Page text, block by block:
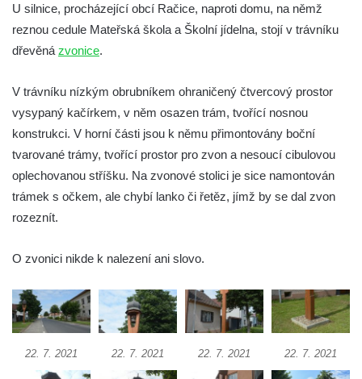
Zvonička na rozcestí k chatě Jiráskovy
Skály u Teplic nad Metují
Zvonice v parku v ulici Husova v Benešově
nad Ploučnicí
Zvonice v parku v Krkonošské ulici v Desné
Zvonice u kostela svatého Jakuba v
Cítolibech
Hřivicích
Zvonice církve československé husitské v
U silnice, procházející obcí Račice, naproti domu, na němž
reznou cedule Mateřská škola a Školní jídelna, stojí v trávníku
dřevěná zvonice.
V trávníku nízkým obrubníkem ohraničený čtvercový prostor
vysypaný kačírkem, v něm osazen trám, tvořící nosnou
konstrukci. V horní části jsou k němu přimontovány boční
tvarované trámy, tvořící prostor pro zvon a nesoucí cibulovou
oplechovanou stříšku. Na zvonové stolici je sice namontován
trámek s očkem, ale chybí lanko či řetěz, jímž by se dal zvon
rozeznít.
O zvonici nikde k nalezení ani slovo.
22. 7. 2021 22. 7. 2021 22. 7. 2021 22. 7. 2021